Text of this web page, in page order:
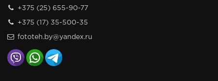
+375 (25) 655-90-77
+375 (17) 35-500-35
fototeh.by@yandex.ru